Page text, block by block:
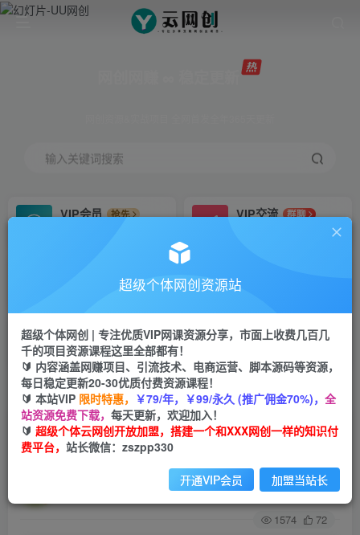
输入关键词搜索
VIP会员
抢先
VIP交流
群聊
研究探讨更多创业项目路子。
会员专属推广链接
招募站长
挂机
项目
脚本卡密
APP下载
GO
首页 创业课程 会员专属 正文
（7167期）抖音风口，微信铃声定制，做的人极
少，简单无脑不需要自己会制作，每天…
关注 私信
1574 72
超级个体网创资源站
超级个体网创 | 专注优质VIP网课资源分享，市面上收费几百几
千的项目资源课程这里全部都有！
🔰 内容涵盖网赚项目、引流技术、电商运营、脚本源码等资源，
每日稳定更新20-30优质付费资源课程！
🔰 本站VIP 限时特惠， ￥79/年，￥99/永久 (推广佣金70%)， 全
站资源免费下载， 每天更新，欢迎加入！
🔰 超级个体云网创开放加盟，搭建一个和XXX网创一样的知识付
费平台， 站长微信：zszpp330
开通VIP会员 加盟当站长